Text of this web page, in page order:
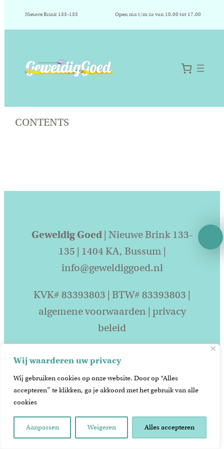
Wij waarderen uw privacy
Wij gebruiken cookies op onze website. Door op “Alles
accepteren” te klikken, ga je akkoord met het gebruik van alle
cookies
Aanpassen Weigeren Alles accepteren
naar
Nieuwe Brink 133-135 Open ma t/m za van 10.00 tot 17.00
CONTENTS
Geweldig Goed| Nieuwe Brink 133-
135 | 1404 KA, Bussum |
info@geweldiggoed.nl
KVK# 83393803 | BTW# 83393803 |
algemene voorwaarden | privacy
beleid